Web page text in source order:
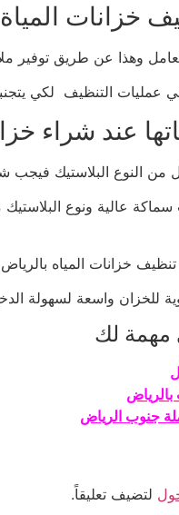
خزانات
وهذا عن طريق
التنظيف لكي
عند شراء
من النوع البلاستيك
سماكة عالية ونوع
خزانات المياه
للخزان واسعة لسهولة
مهمة لك
جنوب الرياض
لتضيف تعليقاً.